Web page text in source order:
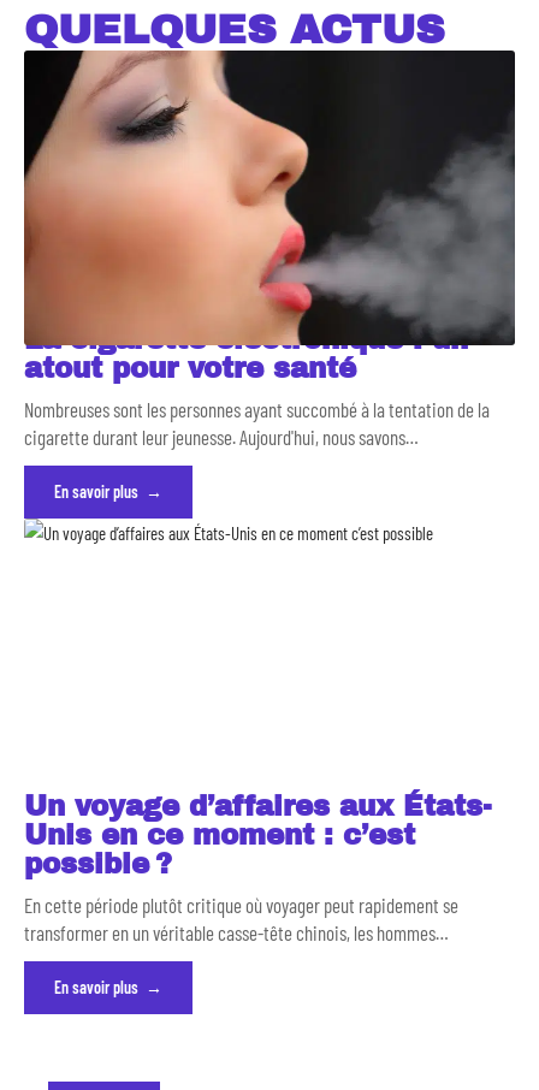
QUELQUES ACTUS
La cigarette électronique : un
atout pour votre santé
Nombreuses sont les personnes ayant succombé à la tentation de la
cigarette durant leur jeunesse. Aujourd'hui, nous savons…
En savoir plus
Un voyage d’affaires aux États-
Unis en ce moment : c’est
possible ?
En cette période plutôt critique où voyager peut rapidement se
transformer en un véritable casse-tête chinois, les hommes…
En savoir plus